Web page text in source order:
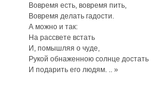
Вовремя есть, вовремя пить,
Вовремя делать гадости.
А можно и так:
На рассвете встать
И, помышляя о чуде,
Рукой обнаженною солнце достать
И подарить его людям. .. »